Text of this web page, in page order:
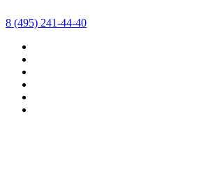
8 (495) 241-44-40